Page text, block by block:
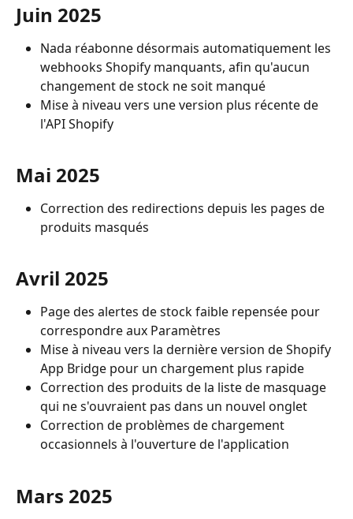
Juin 2025
Nada réabonne désormais automatiquement les
webhooks Shopify manquants, afin qu'aucun
changement de stock ne soit manqué
Mise à niveau vers une version plus récente de
l'API Shopify
Mai 2025
Correction des redirections depuis les pages de
produits masqués
Avril 2025
Page des alertes de stock faible repensée pour
correspondre aux Paramètres
Mise à niveau vers la dernière version de Shopify
App Bridge pour un chargement plus rapide
Correction des produits de la liste de masquage
qui ne s'ouvraient pas dans un nouvel onglet
Correction de problèmes de chargement
occasionnels à l'ouverture de l'application
Mars 2025